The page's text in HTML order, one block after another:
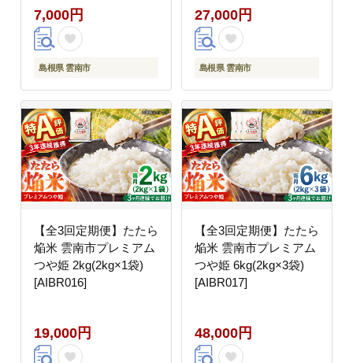
7,000円
島根県 雲南市
27,000円
島根県 雲南市
【全3回定期便】たたら
焔米 雲南市プレミアム
つや姫 2kg(2kg×1袋)
[AIBR016]
19,000円
【全3回定期便】たたら
焔米 雲南市プレミアム
つや姫 6kg(2kg×3袋)
[AIBR017]
48,000円